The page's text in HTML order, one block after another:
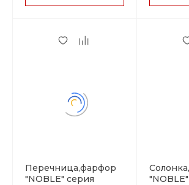
Перечница,фарфор
"NOBLE" серия